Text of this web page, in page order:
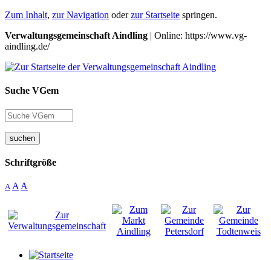
Zum Inhalt, zur Navigation oderzur Startseite springen.
Verwaltungsgemeinschaft Aindling | Online: https://www.vg-
aindling.de/
Suche VGem
suchen
Schriftgröße
A A A